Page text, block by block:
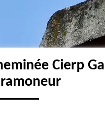
Cierp